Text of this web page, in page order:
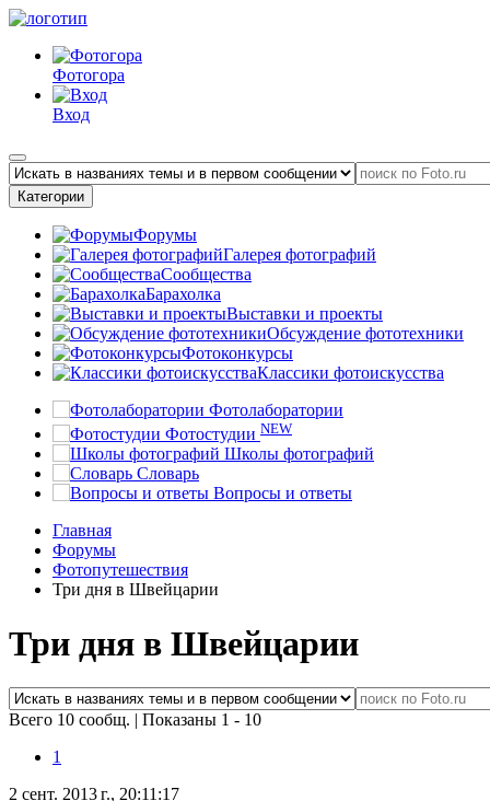
Фотогора
Вход
Категории
Форумы
Галерея фотографий
Сообщества
Барахолка
Выставки и проекты
Обсуждение фототехники
Фотоконкурсы
Классики фотоискусства
Фотолаборатории
Фотостудии NEW
Школы фотографий
Словарь
Вопросы и ответы
Главная
Форумы
Фотопутешествия
Три дня в Швейцарии
Три дня в Швейцарии
Всего 10 сообщ. | Показаны 1 - 10
1
2 сент. 2013 г., 20:11:17